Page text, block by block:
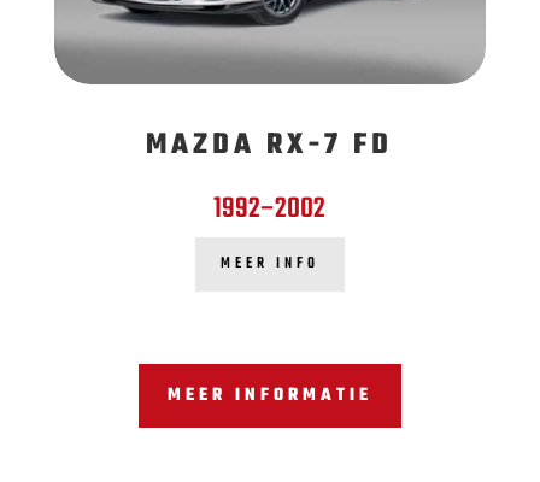
MAZDA RX-7 FD
1992–2002
MEER INFO
MEER INFORMATIE